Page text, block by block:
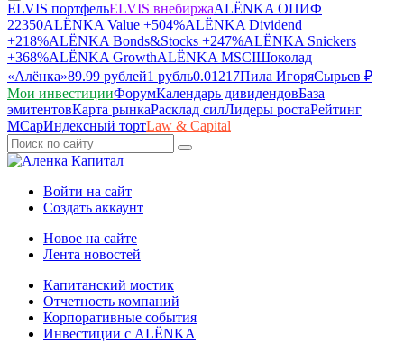
ELVIS портфельELVIS внебиржаALЁNKA ОПИФ
22350ALЁNKA Value +504%ALЁNKA Dividend
+218%ALЁNKA Bonds&Stocks +247%ALЁNKA Snickers
+368%ALЁNKA GrowthALЁNKA MSCIШоколад
«Алёнка»89.99 рублей1 рубль0.01217Пила ИгоряСырьев ₽
Мои инвестицииФорумКалендарь дивидендовБаза
эмитентовКарта рынкаРасклад силЛидеры ростаРейтинг
MCapИндексный тортLaw & Capital
Войти на сайт
Создать аккаунт
Новое на сайте
Лента новостей
Капитанский мостик
Отчетность компаний
Корпоративные события
Инвестиции с ALЁNKA